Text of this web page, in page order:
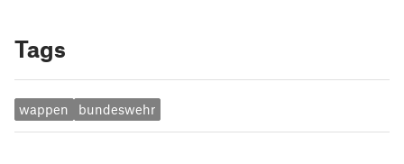
Tags
wappen bundeswehr